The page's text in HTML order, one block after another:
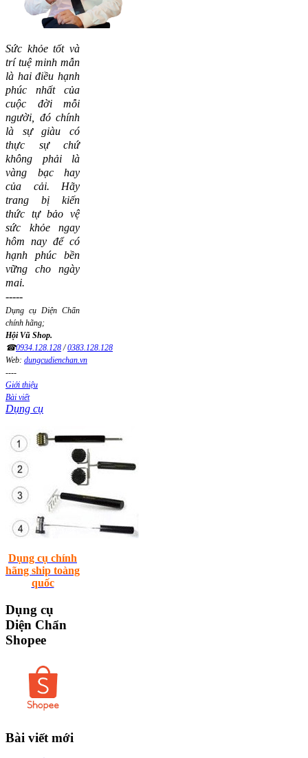
Sức khỏe tốt và
trí tuệ minh mẫn
là hai điều hạnh
phúc nhất của
cuộc đời mỗi
người, đó chính
là sự giàu có
thực sự chứ
không phải là
vàng bạc hay
của cải. Hãy
trang bị kiến
thức tự bảo vệ
sức khỏe ngay
hôm nay để có
hạnh phúc bền
vững cho ngày
mai.
-----
Dụng cụ Diện Chẩn
chính hãng;
Hội Vũ Shop.
☎0934.128.128/0383.128.128
Web: dungcudienchan.vn
----
Giới thiệu
Bài viết
Dụng cụ
Dụng cụ chính
hãng ship toàng
quốc
Dụng cụ
Diện Chẩn
Shopee
Bài viết mới